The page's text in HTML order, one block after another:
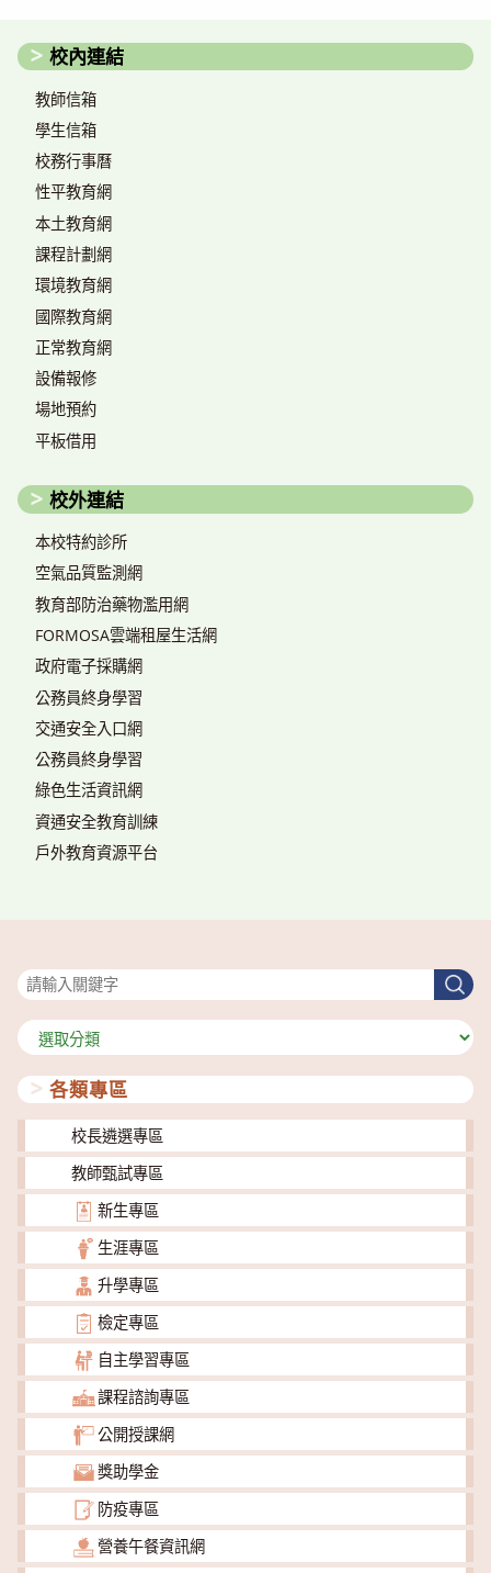
校內連結
教師信箱
學生信箱
校務行事曆
性平教育網
本土教育網
課程計劃網
環境教育網
國際教育網
正常教育網
設備報修
場地預約
平板借用
校外連結
本校特約診所
空氣品質監測網
教育部防治藥物濫用網
FORMOSA雲端租屋生活網
政府電子採購網
公務員終身學習
交通安全入口網
公務員終身學習
綠色生活資訊網
資通安全教育訓練
戶外教育資源平台
搜
尋
分
類
各類專區
校長遴選專區
教師甄試專區
新生專區
生涯專區
升學專區
檢定專區
自主學習專區
課程諮詢專區
公開授課網
獎助學金
防疫專區
營養午餐資訊網